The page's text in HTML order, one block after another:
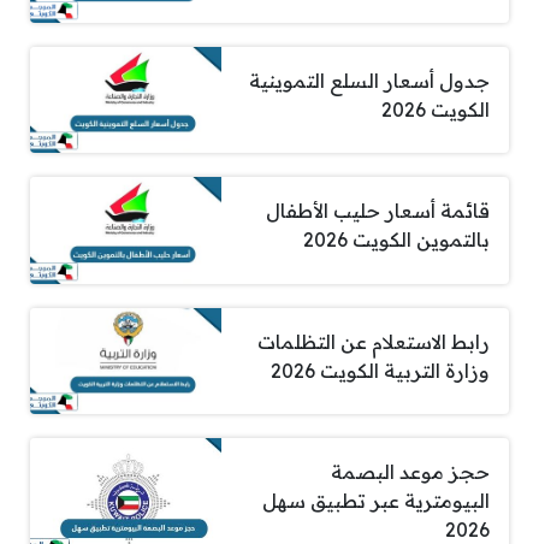
جدول أسعار السلع التموينية
الكويت 2026
قائمة أسعار حليب الأطفال
بالتموين الكويت 2026
رابط الاستعلام عن التظلمات
وزارة التربية الكويت 2026
حجز موعد البصمة
البيومترية عبر تطبيق سهل
2026